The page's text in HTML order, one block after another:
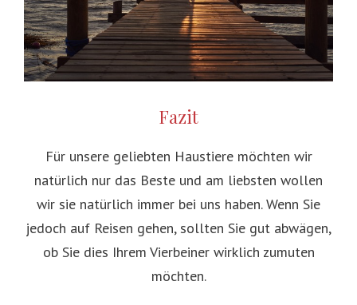
Fazit
Für unsere geliebten Haustiere möchten wir
natürlich nur das Beste und am liebsten wollen
wir sie natürlich immer bei uns haben. Wenn Sie
jedoch auf Reisen gehen, sollten Sie gut abwägen,
ob Sie dies Ihrem Vierbeiner wirklich zumuten
möchten.